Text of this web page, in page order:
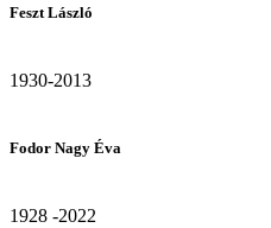
Feszt László
1930-2013
Fodor Nagy Éva
1928 -2022